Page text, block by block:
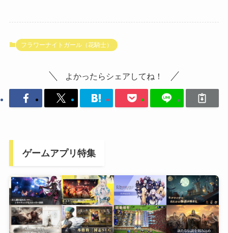
フラワーナイトガール（花騎士）
よかったらシェアしてね！
ゲームアプリ特集